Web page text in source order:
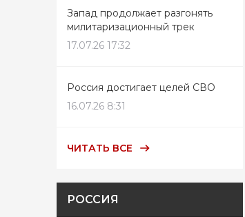
Запад продолжает разгонять
милитаризационный трек
17.07.26 17:32
Россия достигает целей СВО
16.07.26 8:31
ЧИТАТЬ ВСЕ
РОССИЯ